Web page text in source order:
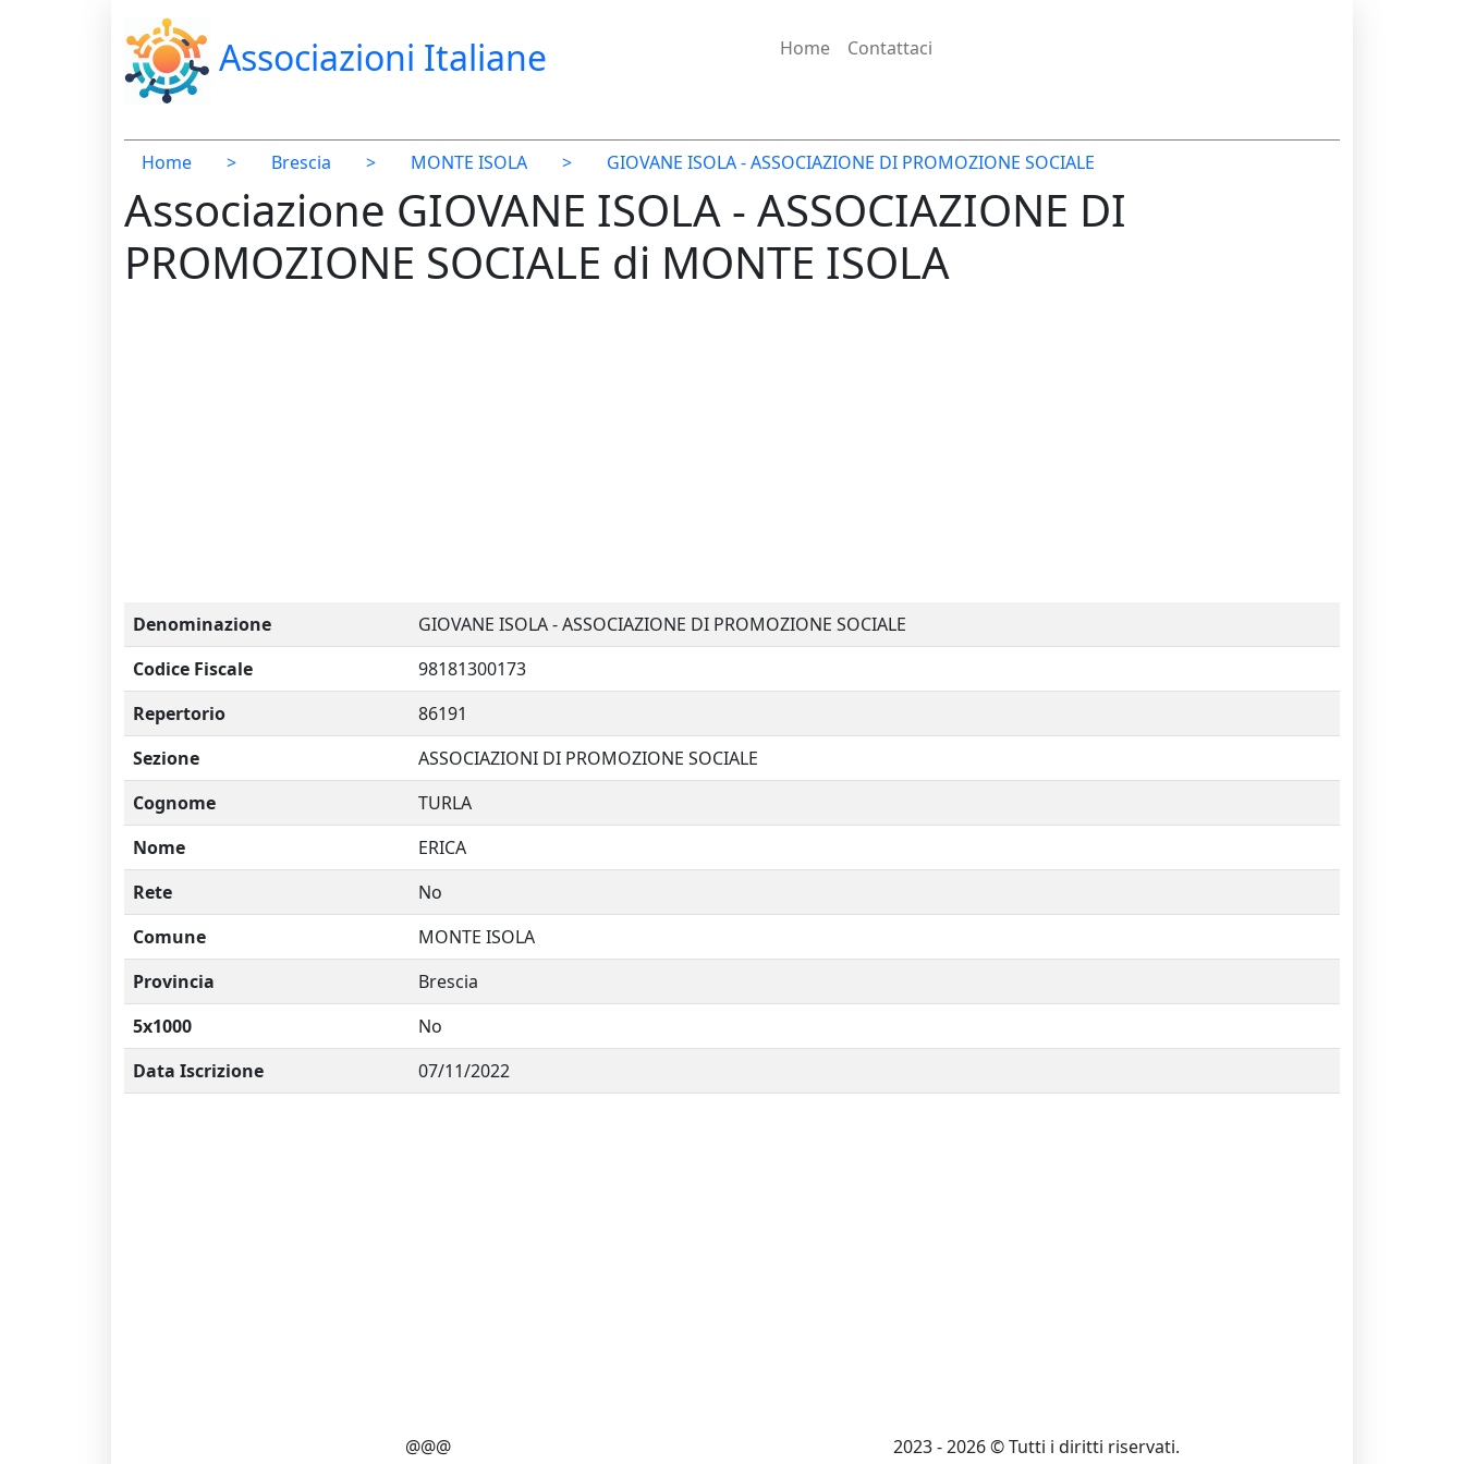
Associazioni Italiane Home Contattaci
Home > Brescia > MONTE ISOLA > GIOVANE ISOLA - ASSOCIAZIONE DI PROMOZIONE SOCIALE
Associazione GIOVANE ISOLA - ASSOCIAZIONE DI
PROMOZIONE SOCIALE di MONTE ISOLA
Denominazione
GIOVANE ISOLA - ASSOCIAZIONE DI PROMOZIONE SOCIALE
Codice Fiscale
98181300173
Repertorio
86191
Sezione
ASSOCIAZIONI DI PROMOZIONE SOCIALE
Cognome
TURLA
Nome
ERICA
Rete
No
Comune
MONTE ISOLA
Provincia
Brescia
5x1000
No
Data Iscrizione
07/11/2022
@@@ 2023 - 2026 © Tutti i diritti riservati.